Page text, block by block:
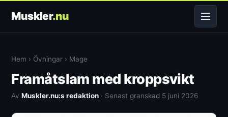
Muskler.nu
Hem › Övningar › Mage
Framåtslam med kroppsvikt
AvMuskler.nu:s redaktion · Senast granskad 5 juni 2026